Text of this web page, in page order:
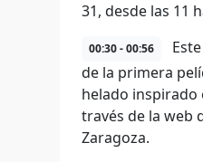
31, desde las 11
00:30 - 00:56
de la primera
helado inspirado
través de la web
Zaragoza.